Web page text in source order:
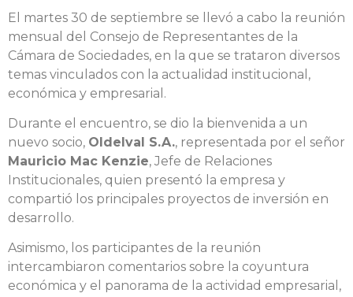
El martes 30 de septiembre se llevó a cabo la reunión
mensual del Consejo de Representantes de la
Cámara de Sociedades, en la que se trataron diversos
temas vinculados con la actualidad institucional,
económica y empresarial.
Durante el encuentro, se dio la bienvenida a un
nuevo socio, Oldelval S.A., representada por el señor
Mauricio Mac Kenzie, Jefe de Relaciones
Institucionales, quien presentó la empresa y
compartió los principales proyectos de inversión en
desarrollo.
Asimismo, los participantes de la reunión
intercambiaron comentarios sobre la coyuntura
económica y el panorama de la actividad empresarial,